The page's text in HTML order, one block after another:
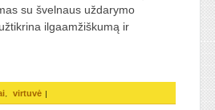
su švelnaus uždarymo
ilgaamžiškumą ir
virtuvė |